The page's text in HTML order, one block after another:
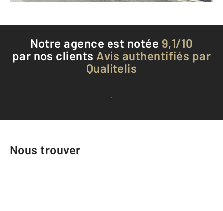
Notre agence est notée 9,1/10
par nos clients Avis authentifiés par
Qualitelis
Voir tous les avis clients
Nous trouver